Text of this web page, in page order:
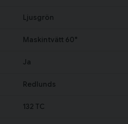
Ljusgrön
Maskintvätt 60°
Ja
Redlunds
132 TC